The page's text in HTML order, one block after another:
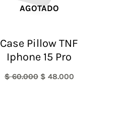
AGOTADO
Case Pillow TNF
Iphone 15 Pro
$60.000 $ 48.000